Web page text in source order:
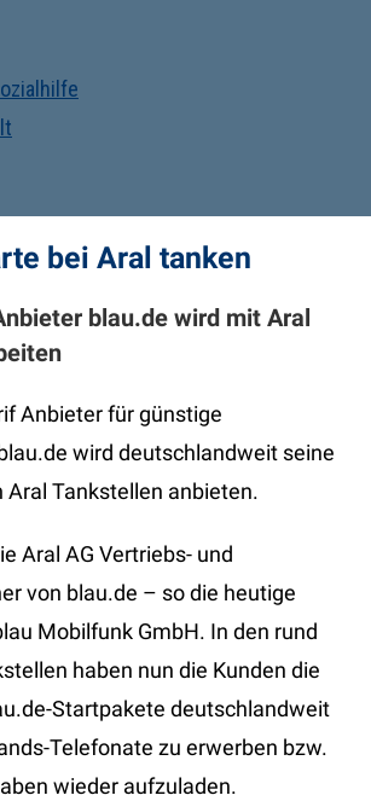
bei Aral tanken
blau.de wird mit Aral
Anbieter für günstige
wird deutschlandweit seine
Aral Tankstellen anbieten.
Aral AG Vertriebs- und
von blau.de – so die heutige
Mobilfunk GmbH. In den rund
haben nun die Kunden die
Startpakete deutschlandweit
Telefonate zu erwerben bzw.
wieder aufzuladen.